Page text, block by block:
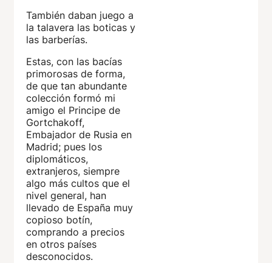
También daban juego a
la talavera las boticas y
las barberías.
Estas, con las bacías
primorosas de forma,
de que tan abundante
colección formó mi
amigo el Principe de
Gortchakoff,
Embajador de Rusia en
Madrid; pues los
diplomáticos,
extranjeros, siempre
algo más cultos que el
nivel general, han
llevado de España muy
copioso botín,
comprando a precios
en otros países
desconocidos.